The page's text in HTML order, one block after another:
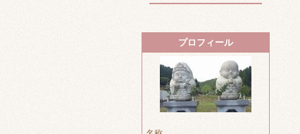
プロフィール